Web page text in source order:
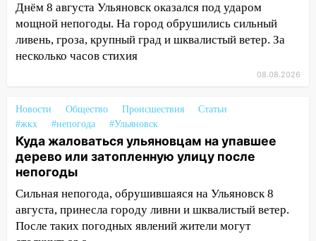
15:04 Фоторепортаж с улиц Ульяновска
после шторма: поваленные деревья и
затопленные улицы
14:26
Жители Ульяновска сами
пытаются расчистить ливнёвки, не
дождавшись коммунальщиков
14:16 Шторм продолжает ломать город:
на улице Любови Шевцовой рухнул
светофор
14:14 Студента из Ульяновска обманули
Днём 8 августа Ульяновск оказался под ударом
мощной непогоды. На город обрушились сильный
ливень, гроза, крупный град и шквалистый ветер. За
несколько часов стихия
08.08.2026
Новости Общество Происшествия
Статьи
#жкх
#непогода #Ульяновск
Куда жаловаться ульяновцам на упавшее
дерево или затопленную улицу после
непогоды
Сильная непогода, обрушившаяся на Ульяновск 8
августа, принесла городу ливни и шквалистый ветер.
После таких погодных явлений жители могут